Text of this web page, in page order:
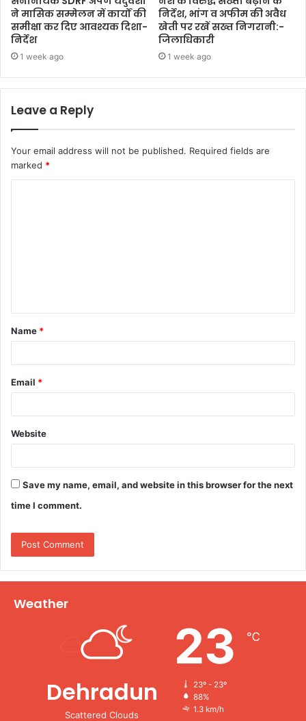
ने मासिक सम्मेलन में कार्यों की
समीक्षा कर दिए आवश्यक दिशा-
निर्देश
1 week ago
निर्देश, भांग व अफीम की अवैध
खेती पर रखें सख्त निगरानी:-
जिलाधिकारी
1 week ago
Leave a Reply
Your email address will not be published. Required fields are
marked *
t
*
Name *
Email *
Website
Save my name, email, and website in this browser for the next
time I comment.
Weather
Dehradun
Scattered Clouds
23 ℃
23º - 23º
88%
1.3 km/h